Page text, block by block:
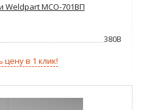
Weldpart МСО-701ВП
380В
цену в 1 клик!